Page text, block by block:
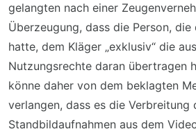
gelangten nach einer
Überzeugung, dass die Person,
hatte, dem Kläger „exklusiv“ die
Nutzungsrechte daran übertragen
könne daher von dem beklagten
verlangen, dass es die Verbreitung
Standbildaufnahmen aus dem